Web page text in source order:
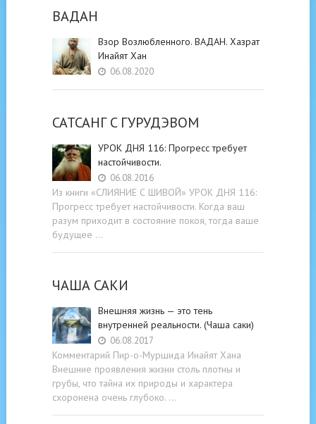
ВАДАН
Взор Возлюбленного. ВАДАН. Хазрат
Инайят Хан
06.08.2020
САТСАНГ C ГУРУДЭВОМ
УРОК ДНЯ 116: Прогресс требует
настойчивости.
06.08.2016
Из книги «СЛИЯНИЕ С ШИВОЙ» УРОК ДНЯ 116:
Прогресс требует настойчивости. Когда ваш
разум приходит в состояние покоя, тогда ваше
будущее …
ЧАША САКИ
Внешняя жизнь — это тень
внутренней реальности. (Чаша саки)
06.08.2017
Комментарий Пир-о-Муршида Инайят Хана
Внешние проявления жизни столь плотны и
грубы, что тайна их природы и характера
схоронена очень глубоко. …